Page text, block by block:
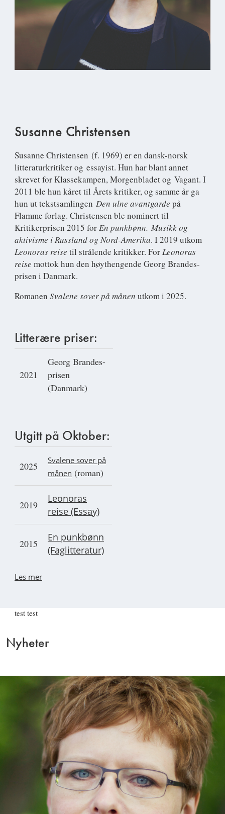
Susanne Christensen
Susanne Christensen (f. 1969) er en dansk-norsk
litteraturkritiker og essayist. Hun har blant annet
skrevet for Klassekampen, Morgenbladet og Vagant. I
2011 ble hun kåret til Årets kritiker, og samme år ga
hun ut tekstsamlingen Den ulne avantgarde på
Flamme forlag. Christensen ble nominert til
Kritikerprisen 2015 for En punkbønn. Musikk og
aktivisme i Russland og Nord-Amerika. I 2019 utkom
Leonoras reise til strålende kritikker. For Leonoras
reise mottok hun den høythengende Georg Brandes-
prisen i Danmark.
Romanen Svalene sover på månen utkom i 2025.
Litterære priser:
2021
Georg Brandes-
prisen
(Danmark)
Utgitt på Oktober:
2025
Svalene sover på
månen (roman)
2019
Leonoras
reise (Essay)
2015
En punkbønn
(Faglitteratur)
Les mer
test test
Nyheter